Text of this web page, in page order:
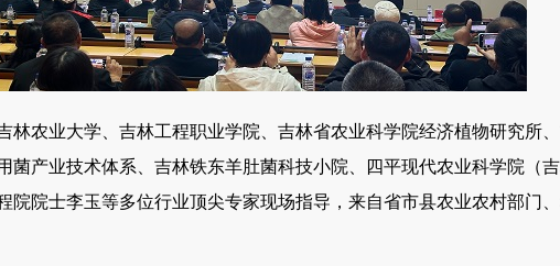
农业大学、吉林工程职业学院、吉林省农业科学院经济植物研究所、
菌产业技术体系、吉林铁东羊肚菌科技小院、四平现代农业科学院（
院院士李玉等多位行业顶尖专家现场指导，来自省市县农业农村部门